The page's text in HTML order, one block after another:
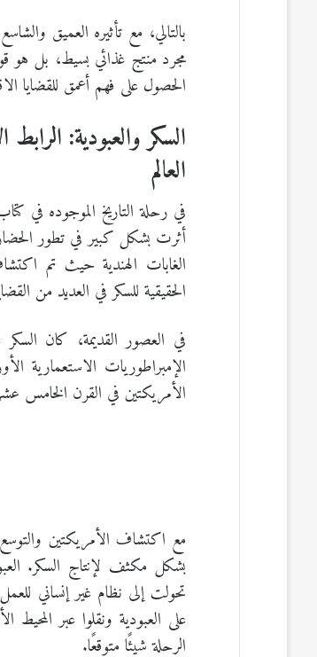
بالتالي، مع تأثيره العميق
مجرد منتج غذائي بسيط، بل هو
الحصول على فهم أعمق للقضايا
السكر والعبودية:
العالم
في رحلة التاريخ الموجوده في
أثرت بشكل كبير في تطور
الغابات الهندية حيث تم
الحقيقية للسكر في العديد من
في العصور القديمة، كان
الإمبراطوريات الاستعمارية
الأمريكتين في القرن الخامس
مع اكتشاف الأمريكتين
بشكل مكثف لإنتاج السكر.
تحولت إلى نظام غير إنساني
على العبودية ونقلوا عبر
الرحلة شيئًا متوقعًا.